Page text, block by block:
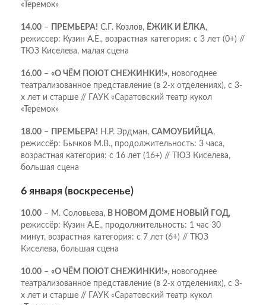
«Теремок»
14.00 – ПРЕМЬЕРА! С.Г. Козлов, ЁЖИК И ЁЛКА,
режиссер: Кузин А.Е., возрастная категория: с 3 лет (0+) //
ТЮЗ Киселева, малая сцена
16.00 – «О ЧЁМ ПОЮТ СНЕЖИНКИ!», новогоднее
театрализованное представление (в 2-х отделениях), с 3-
х лет и старше // ГАУК «Саратовский театр кукол
«Теремок»
18.00 – ПРЕМЬЕРА! Н.Р. Эрдман, САМОУБИЙЦА,
режиссёр: Бычков М.В., продолжительность: 3 часа,
возрастная категория: с 16 лет (16+) // ТЮЗ Киселева,
большая сцена
6 января (воскресенье)
10.00 – М. Соловьева, В НОВОМ ДОМЕ НОВЫЙ ГОД,
режиссёр: Кузин А.Е., продолжительность: 1 час 30
минут, возрастная категория: с 7 лет (6+) // ТЮЗ
Киселева, большая сцена
10.00 – «О ЧЁМ ПОЮТ СНЕЖИНКИ!», новогоднее
театрализованное представление (в 2-х отделениях), с 3-
х лет и старше // ГАУК «Саратовский театр кукол